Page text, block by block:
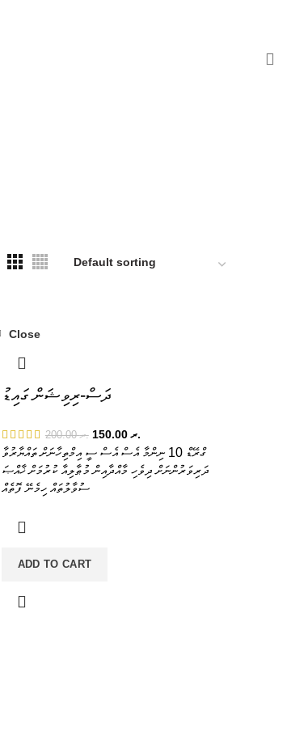
Close
ދަސް-ރިވިޝަން ގައިޑު
.ރ200.00 .ރ150.00
ގްރޭޑް 10 ނިންމާ އެސް އެސް ސީ އިމްތިހާނަށް ތައްޔާރުވާ
ދަރިވަރުންނަށް ދިވެހި މާއްދާއިން މުޠާލިއާ ކުރުމަށް ޚާއްޞަ
ސުވާލުތައް ހިމެނޭ ފޮތެއް
ADD TO CART